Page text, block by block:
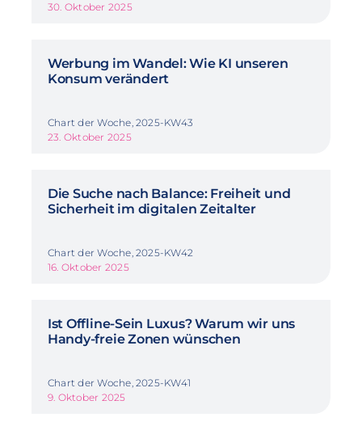
30. Oktober 2025
Werbung im Wandel: Wie KI unseren
Konsum verändert
Chart der Woche, 2025-KW43
23. Oktober 2025
Die Suche nach Balance: Freiheit und
Sicherheit im digitalen Zeitalter
Chart der Woche, 2025-KW42
16. Oktober 2025
Ist Offline-Sein Luxus? Warum wir uns
Handy-freie Zonen wünschen
Chart der Woche, 2025-KW41
9. Oktober 2025